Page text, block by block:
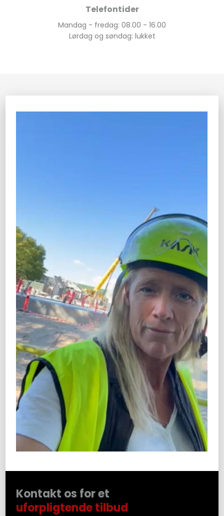
Telefontider
Mandag - fredag: 08.00 - 16.00
Lørdag og søndag: lukket
Kon​takt os for et
uforpligtende tilbud